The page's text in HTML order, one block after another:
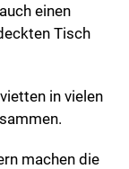
einen
Tisch
in vielen
machen die